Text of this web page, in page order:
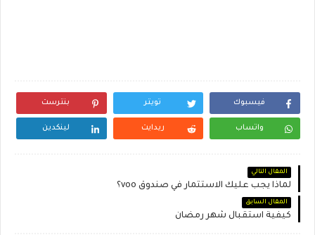
فيسبوك تويتر بنترست
واتساب ريدايت لينكدين
المقال التالي
لماذا يجب عليك الاستثمار في صندوق voo؟
المقال السابق
كيفية استقبال شهر رمضان